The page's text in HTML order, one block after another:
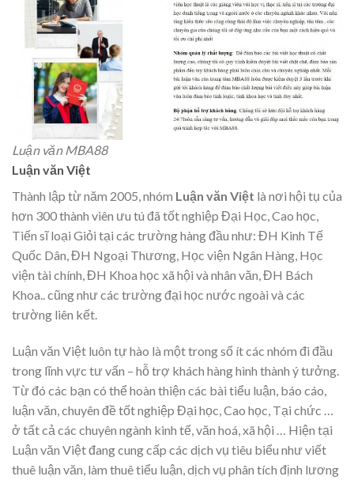
Luận văn MBA88
Luận văn Việt
Thành lập từ năm 2005, nhóm Luận văn Việt là nơi hội tụ của
hơn 300 thành viên ưu tú đã tốt nghiệp Đại Học, Cao học,
Tiến sĩ loại Giỏi tại các trường hàng đầu như: ĐH Kinh Tế
Quốc Dân, ĐH Ngoại Thương, Học viện Ngân Hàng, Học
viện tài chính, ĐH Khoa học xã hội và nhân văn, ĐH Bách
Khoa.. cũng như các trường đại học nước ngoài và các
trường liên kết.
Luận văn Việt luôn tự hào là một trong số ít các nhóm đi đầu
trong lĩnh vực tư vấn – hỗ trợ khách hàng hình thành ý tưởng.
Từ đó các bạn có thể hoàn thiện các bài tiểu luận, báo cáo,
luận văn, chuyên đề tốt nghiệp Đại học, Cao học, Tại chức …
ở tất cả các chuyên ngành kinh tế, văn hoá, xã hội … Hiện tại
Luận văn Việt đang cung cấp các dịch vụ tiêu biểu như viết
thuê luận văn, làm thuê tiểu luận, dịch vụ phân tích định lương